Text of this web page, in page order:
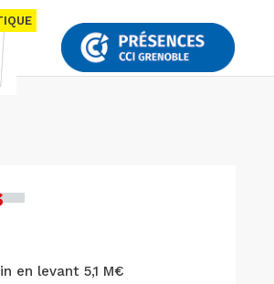
en levant 5,1 M€